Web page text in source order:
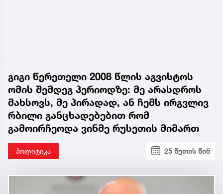
გიგი წერეთელი 2008 წლის აგვისტოს
ომის შემდეგ პერიოდზე: მე არასდროს
მახსოვს, მე პირადად, ან ჩემს ირგვლივ
რბილი განცხადებებით რომ
გამოირჩეოდა ვინმე რუსეთის მიმართ
პოლიტიკა 25 წუთის წინ